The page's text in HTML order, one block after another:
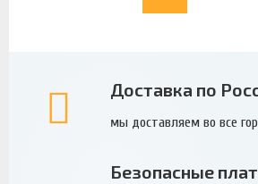
Доставка по
мы доставляем во все
Безопасные